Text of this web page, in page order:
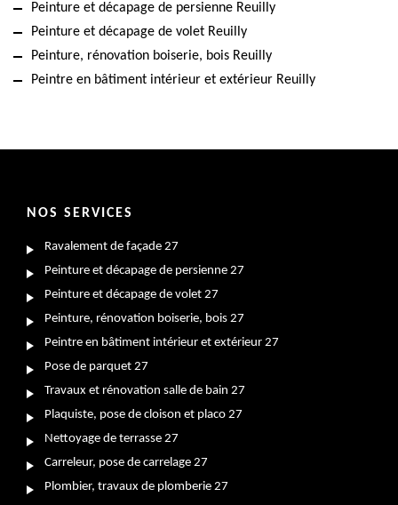
Peinture et décapage de persienne Reuilly
Peinture et décapage de volet Reuilly
Peinture, rénovation boiserie, bois Reuilly
Peintre en bâtiment intérieur et extérieur Reuilly
NOS SERVICES
Ravalement de façade 27
Peinture et décapage de persienne 27
Peinture et décapage de volet 27
Peinture, rénovation boiserie, bois 27
Peintre en bâtiment intérieur et extérieur 27
Pose de parquet 27
Travaux et rénovation salle de bain 27
Plaquiste, pose de cloison et placo 27
Nettoyage de terrasse 27
Carreleur, pose de carrelage 27
Plombier, travaux de plomberie 27